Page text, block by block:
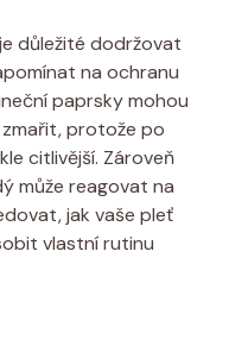
důležité dodržovat
‍na ochranu
⁣paprsky mohou
protože⁣ po⁣
citlivější. Zároveň​
může reagovat na‍
⁣jak vaše pleť‌
vlastní rutinu